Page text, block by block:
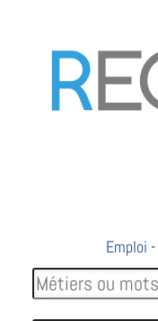
Emploi -